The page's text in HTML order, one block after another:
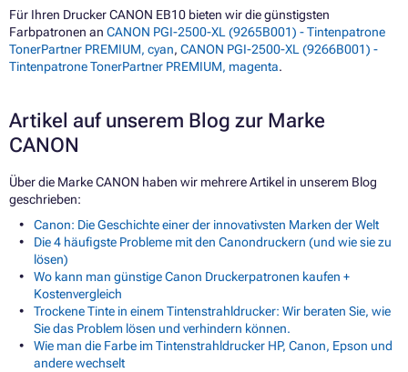
Für Ihren Drucker CANON EB10 bieten wir die günstigsten
Farbpatronen an CANON PGI-2500-XL (9265B001) - Tintenpatrone
TonerPartner PREMIUM, cyan, CANON PGI-2500-XL (9266B001) -
Tintenpatrone TonerPartner PREMIUM, magenta.
Artikel auf unserem Blog zur Marke
CANON
Über die Marke CANON haben wir mehrere Artikel in unserem Blog
geschrieben:
Canon: Die Geschichte einer der innovativsten Marken der Welt
Die 4 häufigste Probleme mit den Canondruckern (und wie sie zu
lösen)
Wo kann man günstige Canon Druckerpatronen kaufen +
Kostenvergleich
Trockene Tinte in einem Tintenstrahldrucker: Wir beraten Sie, wie
Sie das Problem lösen und verhindern können.
Wie man die Farbe im Tintenstrahldrucker HP, Canon, Epson und
andere wechselt